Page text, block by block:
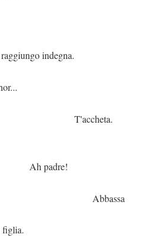
indegna.
figlia.